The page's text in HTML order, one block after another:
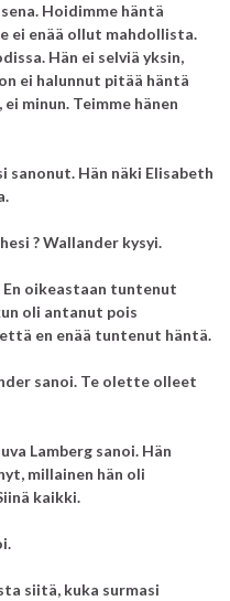
Hoidimme häntä
ei enää ollut mahdollista.
Hän ei selviä yksin,
ei halunnut pitää häntä
minun. Teimme hänen
Hän näki Elisabeth
? Wallander kysyi.
En oikeastaan tuntenut
oli antanut pois
en enää tuntenut häntä.
sanoi. Te olette olleet
Lamberg sanoi. Hän
millainen hän oli
kaikki.
siitä, kuka surmasi